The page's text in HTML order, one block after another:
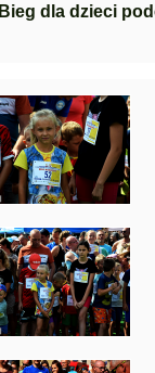
Bieg dla dzieci